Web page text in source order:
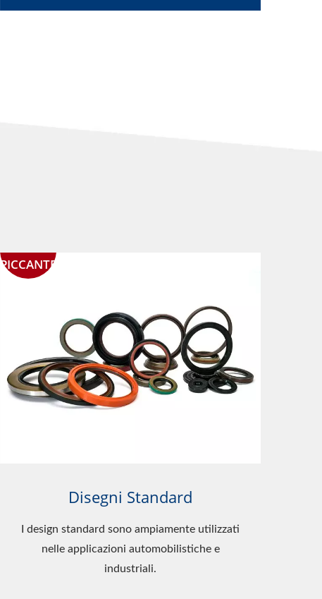
PICCANTE
Disegni Standard
I design standard sono ampiamente utilizzati
nelle applicazioni automobilistiche e
industriali.